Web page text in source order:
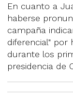
En cuanto a
haberse
campaña
diferencial" por
durante los
presidencia de